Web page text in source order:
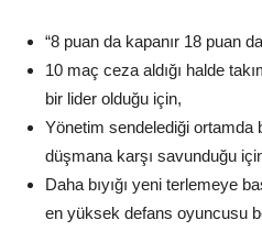
“8 puan da kapanır 18 puan
10 maç ceza aldığı halde
bir lider olduğu için,
Yönetim sendelediği ortamda
düşmana karşı savunduğu
Daha bıyığı yeni terlemeye
en yüksek defans oyuncusu